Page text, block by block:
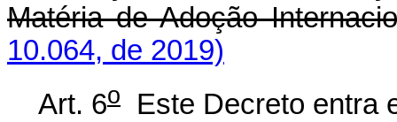
Matéria de Adoção
10.064, de 2019)
Art. 6o
Este Decreto entra